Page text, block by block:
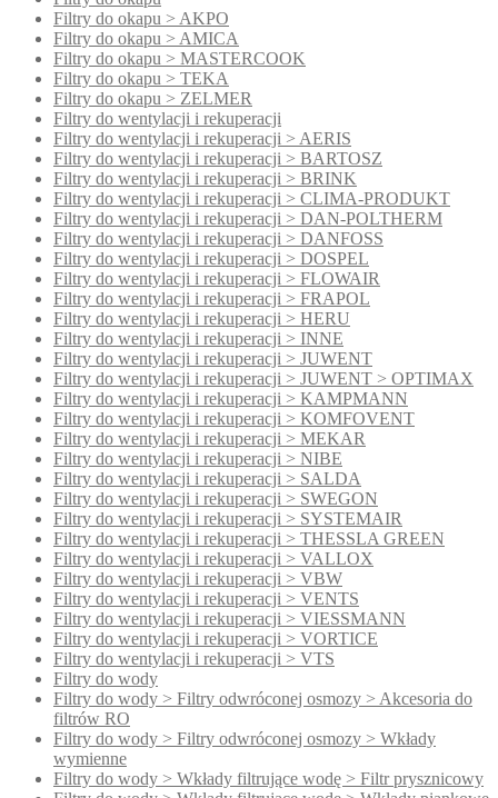
Filtry do okapu > AKPO
Filtry do okapu > AMICA
Filtry do okapu > MASTERCOOK
Filtry do okapu > TEKA
Filtry do okapu > ZELMER
Filtry do wentylacji i rekuperacji
Filtry do wentylacji i rekuperacji > AERIS
Filtry do wentylacji i rekuperacji > BARTOSZ
Filtry do wentylacji i rekuperacji > BRINK
Filtry do wentylacji i rekuperacji > CLIMA-PRODUKT
Filtry do wentylacji i rekuperacji > DAN-POLTHERM
Filtry do wentylacji i rekuperacji > DANFOSS
Filtry do wentylacji i rekuperacji > DOSPEL
Filtry do wentylacji i rekuperacji > FLOWAIR
Filtry do wentylacji i rekuperacji > FRAPOL
Filtry do wentylacji i rekuperacji > HERU
Filtry do wentylacji i rekuperacji > INNE
Filtry do wentylacji i rekuperacji > JUWENT
Filtry do wentylacji i rekuperacji > JUWENT > OPTIMAX
Filtry do wentylacji i rekuperacji > KAMPMANN
Filtry do wentylacji i rekuperacji > KOMFOVENT
Filtry do wentylacji i rekuperacji > MEKAR
Filtry do wentylacji i rekuperacji > NIBE
Filtry do wentylacji i rekuperacji > SALDA
Filtry do wentylacji i rekuperacji > SWEGON
Filtry do wentylacji i rekuperacji > SYSTEMAIR
Filtry do wentylacji i rekuperacji > THESSLA GREEN
Filtry do wentylacji i rekuperacji > VALLOX
Filtry do wentylacji i rekuperacji > VBW
Filtry do wentylacji i rekuperacji > VENTS
Filtry do wentylacji i rekuperacji > VIESSMANN
Filtry do wentylacji i rekuperacji > VORTICE
Filtry do wentylacji i rekuperacji > VTS
Filtry do wody
Filtry do wody > Filtry odwróconej osmozy > Akcesoria do
filtrów RO
Filtry do wody > Filtry odwróconej osmozy > Wkłady
wymienne
Filtry do wody > Wkłady filtrujące wodę > Filtr prysznicowy